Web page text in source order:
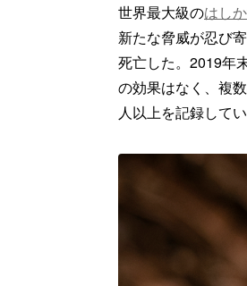
世界最大級のはしか
新たな脅威が忍び
死亡した。2019年
の効果はなく、複
人以上を記録してい